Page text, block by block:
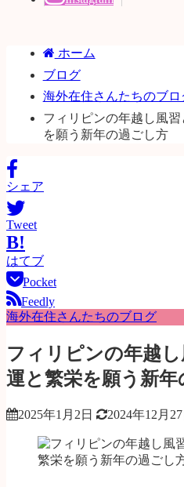
ホーム
ブログ
海外在住さんたちのブロ
フィリピンの年越し風
を願う新年の過ごし方
シェア
Tweet
B!
はてブ
Pocket
Feedly
海外在住さんたちのブログ
フィリピンの年越
運と繁栄を願う新
2025年1月2日 2024年12月27